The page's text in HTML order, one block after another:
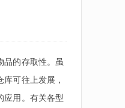
品的存取性。虽
可往上发展，
应用。有关各型